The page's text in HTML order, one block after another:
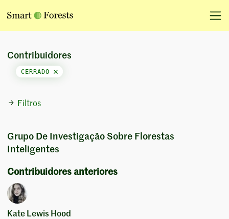
Filtros
Contribuidores
CERRADO
Grupo De Investigação Sobre Florestas
Inteligentes
Contribuidores anteriores
Kate Lewis Hood